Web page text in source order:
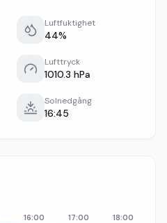
Luftfuktighet
44%
Lufttryck
1010.3 hPa
Solnedgång
16:45
16:00 17:00 18:00